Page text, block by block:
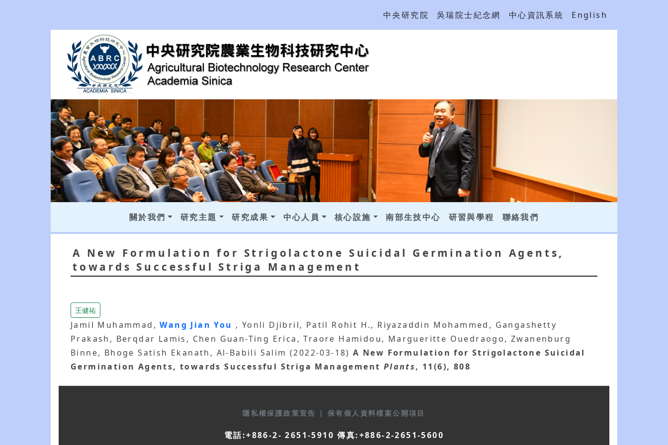
中央研究院 吳瑞院士紀念網 中心資訊系統 English
關於我們 研究主題 研究成果 中心人員 核心設施 南部生技中心 研習與學程 聯絡我們
A New Formulation for Strigolactone Suicidal Germination Agents,
towards Successful Striga Management
王健祐
Jamil Muhammad,Wang Jian You , Yonli Djibril, Patil Rohit H., Riyazaddin Mohammed, Gangashetty
Prakash, Berqdar Lamis, Chen Guan-Ting Erica, Traore Hamidou, Margueritte Ouedraogo, Zwanenburg
Binne, Bhoge Satish Ekanath, Al-Babili Salim (2022-03-18)A New Formulation for Strigolactone Suicidal
Germination Agents, towards Successful Striga Management Plants, 11(6), 808
隱私權保護政策宣告 | 保有個人資料檔案公開項目
電話:+886-2- 2651-5910 傳真:+886-2-2651-5600